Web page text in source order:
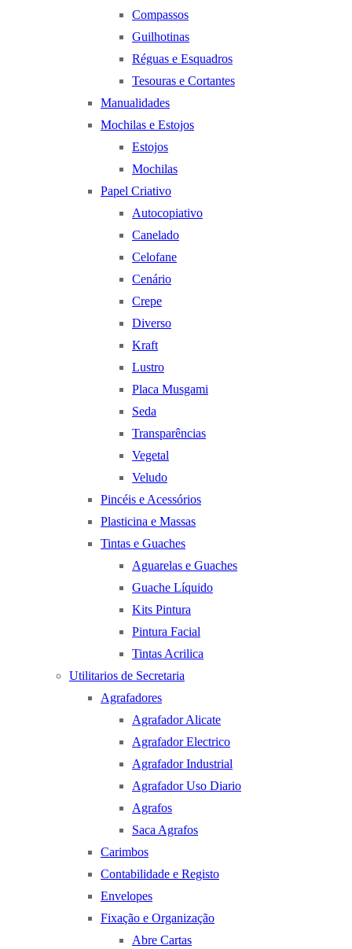
Compassos
Guilhotinas
Réguas e Esquadros
Tesouras e Cortantes
Manualidades
Mochilas e Estojos
Estojos
Mochilas
Papel Criativo
Autocopiativo
Canelado
Celofane
Cenário
Crepe
Diverso
Kraft
Lustro
Placa Musgami
Seda
Transparências
Vegetal
Veludo
Pincéis e Acessórios
Plasticina e Massas
Tintas e Guaches
Aguarelas e Guaches
Guache Líquido
Kits Pintura
Pintura Facial
Tintas Acrilica
Utilitarios de Secretaria
Agrafadores
Agrafador Alicate
Agrafador Electrico
Agrafador Industrial
Agrafador Uso Diario
Agrafos
Saca Agrafos
Carimbos
Contabilidade e Registo
Envelopes
Fixação e Organização
Abre Cartas